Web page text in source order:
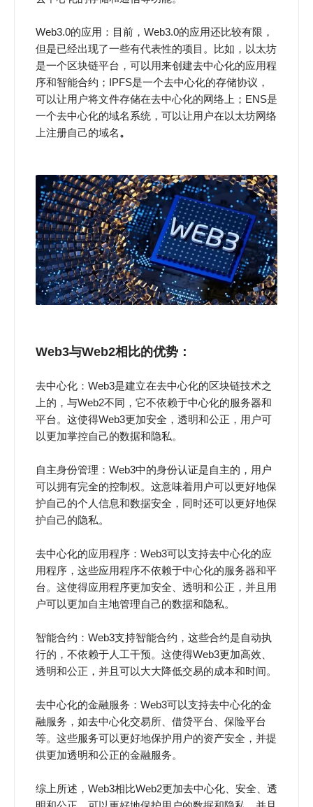
Web3.0的应用：目前，Web3.0的应用还比较有限，
但是已经出现了一些有代表性的项目。比如，以太坊
是一个区块链平台，可以用来创建去中心化的应用程
序和智能合约；IPFS是一个去中心化的存储协议，
可以让用户将文件存储在去中心化的网络上；ENS是
一个去中心化的域名系统，可以让用户在以太坊网络
上注册自己的域名。
Web3与Web2相比的优势：
去中心化：Web3是建立在去中心化的区块链技术之
上的，与Web2不同，它不依赖于中心化的服务器和
平台。这使得Web3更加安全，透明和公正，用户可
以更加掌控自己的数据和隐私。
自主身份管理：Web3中的身份认证是自主的，用户
可以拥有完全的控制权。这意味着用户可以更好地保
护自己的个人信息和数据安全，同时还可以更好地保
护自己的隐私。
去中心化的应用程序：Web3可以支持去中心化的应
用程序，这些应用程序不依赖于中心化的服务器和平
台。这使得应用程序更加安全、透明和公正，并且用
户可以更加自主地管理自己的数据和隐私。
智能合约：Web3支持智能合约，这些合约是自动执
行的，不依赖于人工干预。这使得Web3更加高效、
透明和公正，并且可以大大降低交易的成本和时间。
去中心化的金融服务：Web3可以支持去中心化的金
融服务，如去中心化交易所、借贷平台、保险平台
等。这些服务可以更好地保护用户的资产安全，并提
供更加透明和公正的金融服务。
综上所述，Web3相比Web2更加去中心化、安全、透